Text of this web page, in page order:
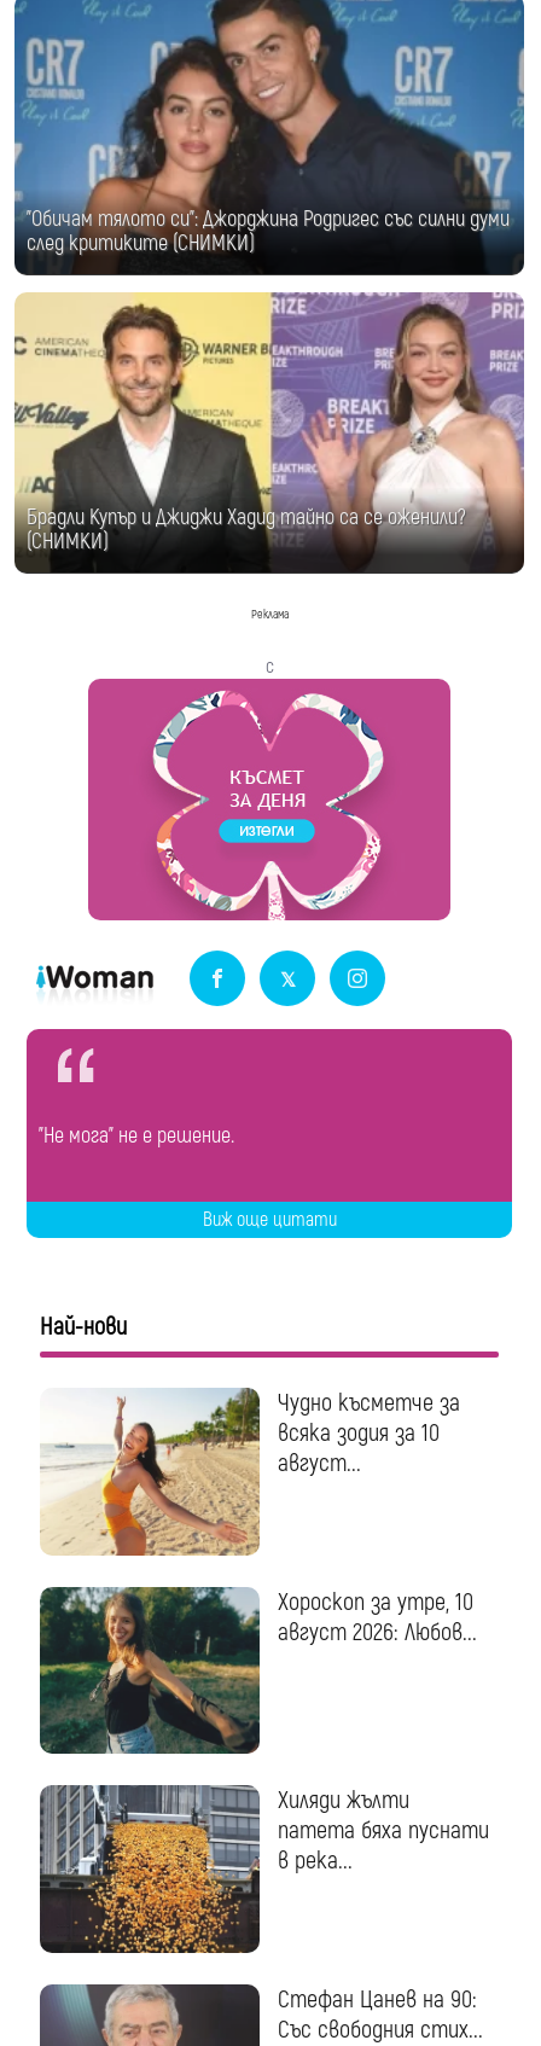
"Обичам тялото си": Джорджина Родригес със силни думи
след критиките (СНИМКИ)
Брадли Купър и Джиджи Хадид тайно са се оженили?
(СНИМКИ)
Реклама
с
"Не мога" не е решение.
Виж още цитати
Най-нови
Чудно късметче за
всяка зодия за 10
август...
Хороскоп за утре, 10
август 2026: Любов...
Хиляди жълти
патета бяха пуснати
в река...
Стефан Цанев на 90:
Със свободния стих...